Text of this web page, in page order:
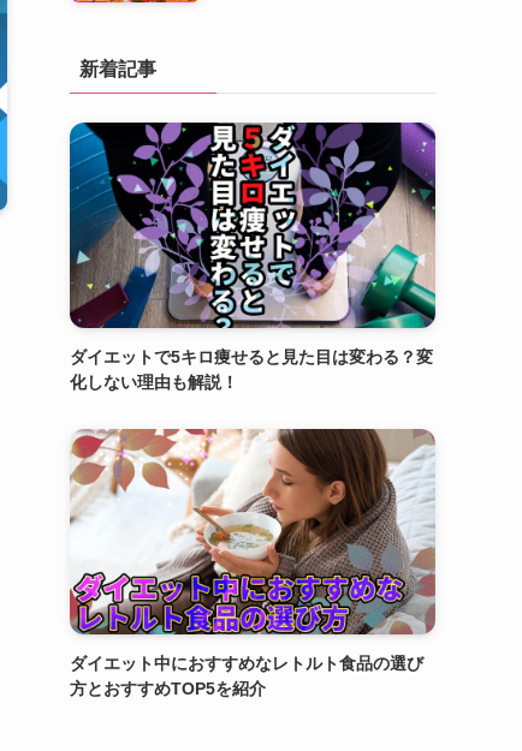
新着記事
ダイエットで5キロ痩せると見た目は変わる？変
化しない理由も解説！
ダイエット中におすすめなレトルト食品の選び
方とおすすめTOP5を紹介